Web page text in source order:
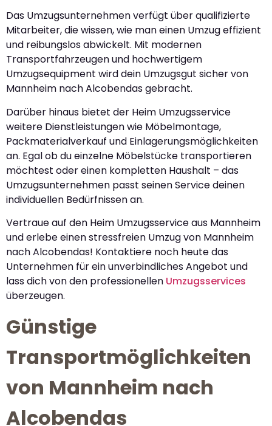
Das Umzugsunternehmen verfügt über qualifizierte
Mitarbeiter, die wissen, wie man einen Umzug effizient
und reibungslos abwickelt. Mit modernen
Transportfahrzeugen und hochwertigem
Umzugsequipment wird dein Umzugsgut sicher von
Mannheim nach Alcobendas gebracht.
Darüber hinaus bietet der Heim Umzugsservice
weitere Dienstleistungen wie Möbelmontage,
Packmaterialverkauf und Einlagerungsmöglichkeiten
an. Egal ob du einzelne Möbelstücke transportieren
möchtest oder einen kompletten Haushalt – das
Umzugsunternehmen passt seinen Service deinen
individuellen Bedürfnissen an.
Vertraue auf den Heim Umzugsservice aus Mannheim
und erlebe einen stressfreien Umzug von Mannheim
nach Alcobendas! Kontaktiere noch heute das
Unternehmen für ein unverbindliches Angebot und
lass dich von den professionellen Umzugsservices
überzeugen.
Günstige
Transportmöglichkeiten
von Mannheim nach
Alcobendas